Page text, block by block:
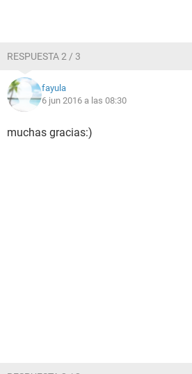
RESPUESTA 2 / 3
fayula
6 jun 2016 a las 08:30
muchas gracias:)